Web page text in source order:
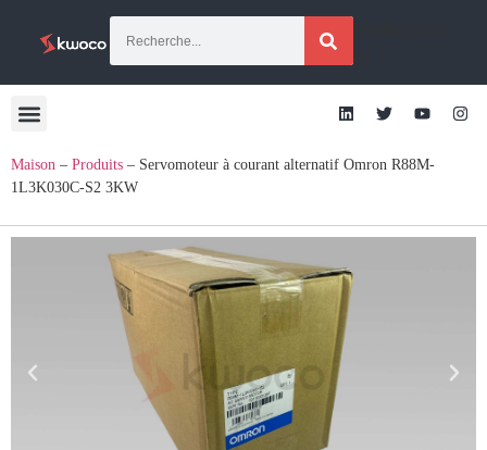
Maison – Produits – Servomoteur à courant alternatif Omron R88M-
1L3K030C-S2 3KW